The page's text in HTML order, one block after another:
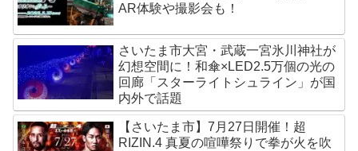
AR体験や撮影会も！
さいたま市大宮・武蔵一宮氷川神社が
幻想空間に！和傘×LED2.5万個の光の
回廊「スターライトシュライン」が国
内外で話題
【さいたま市】7月27日開催！超
RIZIN.4 真夏の喧嘩祭りで拳が火を吹